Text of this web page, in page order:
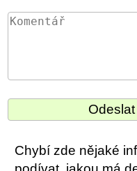
Chybí zde nějaké